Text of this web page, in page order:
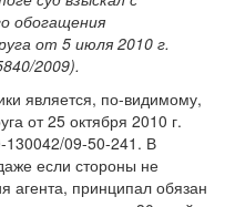
обогащения
от 5 июля 2010 г.
2009).
является, по-видимому,
от 25 октября 2010 г.
09-50-241. В
если стороны не
агента, принципал обязан